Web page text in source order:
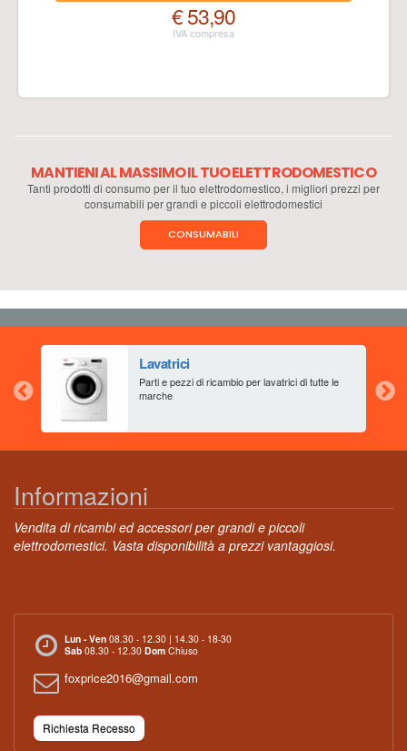
€ 53,90
MANTIENI AL MASSIMO IL TUO ELETTRODOMESTICO
Tanti prodotti di consumo per il tuo elettrodomestico, i migliori prezzi per
consumabili per grandi e piccoli elettrodomestici
CONSUMABILI
Lavatrici
Parti e pezzi di ricambio per lavatrici di tutte le
marche
Informazioni
Vendita di ricambi ed accessori per grandi e piccoli
elettrodomestici. Vasta disponibilità a prezzi vantaggiosi.
Lun - Ven 08.30 - 12.30 | 14.30 - 18-30
Sab 08.30 - 12.30 Dom Chiuso
foxprice2016@gmail.com
Richiesta Recesso